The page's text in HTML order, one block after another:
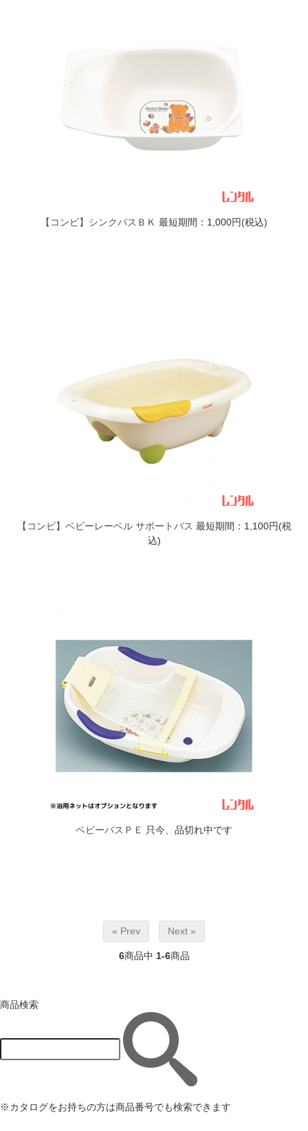
【コンビ】シンクバスＢＫ 最短期間：1,000円(税込)
【コンビ】ベビーレーベル サポートバス 最短期間：1,100円(税
込)
ベビーバスＰＥ 只今、品切れ中です
« Prev Next »
6商品中 1-6商品
商品検索
※カタログをお持ちの方は商品番号でも検索できます